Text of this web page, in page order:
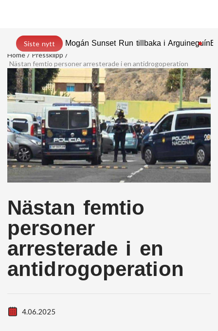
Siste nytt Mogán Sunset Run tillbaka i Arguineguín
Home
Pressklipp
Nästan femtio personer arresterade i en antidrogoperation
Nästan femtio
personer
arresterade i en
antidrogoperation
4.06.2025